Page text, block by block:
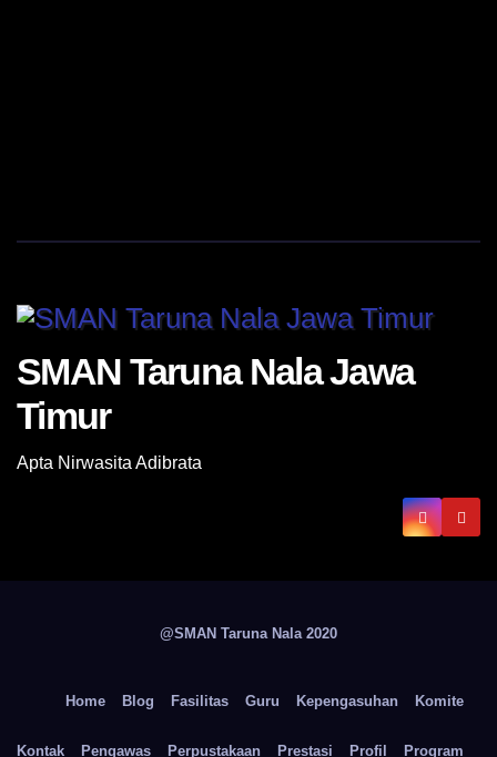
SMAN Taruna Nala Jawa
Timur
Apta Nirwasita Adibrata
@SMAN Taruna Nala 2020
Home Blog Fasilitas Guru Kepengasuhan Komite
Kontak Pengawas Perpustakaan Prestasi Profil Program